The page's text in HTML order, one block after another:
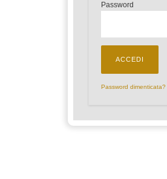
Password
Password dimenticata?